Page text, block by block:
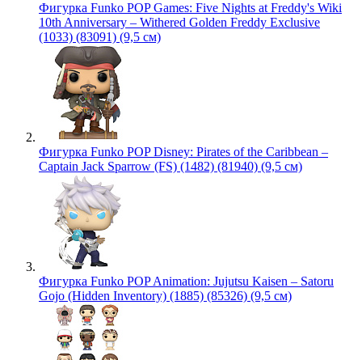
Фигурка Funko POP Games: Five Nights at Freddy's Wiki
10th Anniversary – Withered Golden Freddy Exclusive
(1033) (83091) (9,5 см)
Фигурка Funko POP Disney: Pirates of the Caribbean –
Captain Jack Sparrow (FS) (1482) (81940) (9,5 см)
Фигурка Funko POP Animation: Jujutsu Kaisen – Satoru
Gojo (Hidden Inventory) (1885) (85326) (9,5 см)